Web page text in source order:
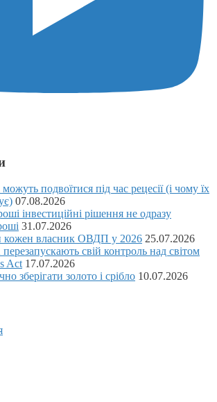
подвоїтися під час рецесії (і чому їх
07.08.2026
інвестиційні рішення не одразу
31.07.2026
кожен власник ОВДП у 2026 25.07.2026
свій контроль над світом
Act 17.07.2026
зберігати золото і срібло 10.07.2026